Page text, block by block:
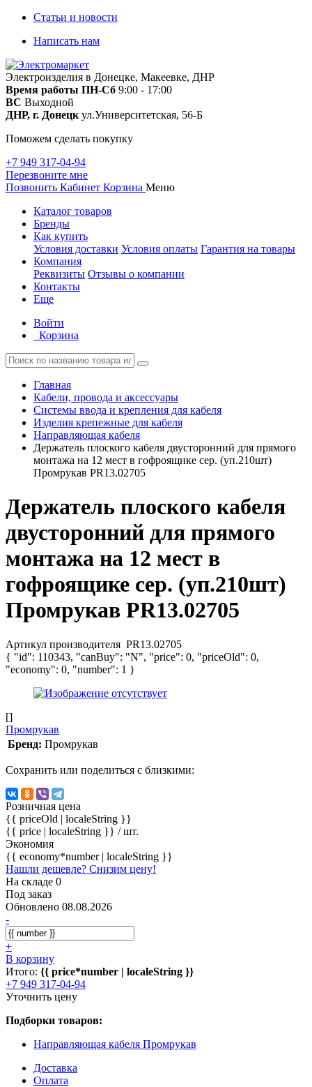
Статьи и новости
Написать нам
Электроизделия в Донецке, Макеевке, ДНР
Время работы ПН-Сб 9:00 - 17:00
ВС Выходной
ДНР, г. Донецк ул.Университетская, 56-Б
Поможем сделать покупку
+7 949 317-04-94
Перезвоните мне
Позвонить Кабинет Корзина Меню
Каталог товаров
Бренды
Как купить
Условия доставки Условия оплаты Гарантия на товары
Компания
Реквизиты Отзывы о компании
Контакты
Еще
Войти
Корзина
Главная
Кабели, провода и аксессуары
Системы ввода и крепления для кабеля
Изделия крепежные для кабеля
Направляющая кабеля
Держатель плоского кабеля двусторонний для прямого
монтажа на 12 мест в гофроящике сер. (уп.210шт)
Промрукав PR13.02705
Держатель плоского кабеля
двусторонний для прямого
монтажа на 12 мест в
гофроящике сер. (уп.210шт)
Промрукав PR13.02705
Артикул производителя PR13.02705
{ "id": 110343, "canBuy": "N", "price": 0, "priceOld": 0,
"economy": 0, "number": 1 }
[]
Промрукав
Бренд: Промрукав
Сохранить или поделиться с близкими:
Розничная цена
{{ priceOld | localeString }}
{{ price | localeString }} / шт.
Экономия
{{ economy*number | localeString }}
Нашли дешевле? Снизим цену!
На складе 0
Под заказ
Обновлено 08.08.2026
-
+
В корзину
Итого: {{ price*number | localeString }}
+7 949 317-04-94
Уточнить цену
Подборки товаров:
Направляющая кабеля Промрукав
Доставка
Оплата